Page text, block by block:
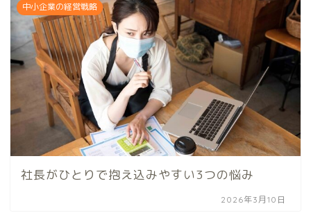
中小企業の経営戦略
社長がひとりで抱え込みやすい3つの悩み
2026年3月10日